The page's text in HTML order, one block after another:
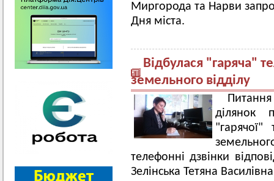
Миргорода та Нарви
Дня міста.
Відбулася "гаряча"
земельного відділу
Питання
ділянок
"гарячої"
телефонні дзвінки
Зелінська Тетяна